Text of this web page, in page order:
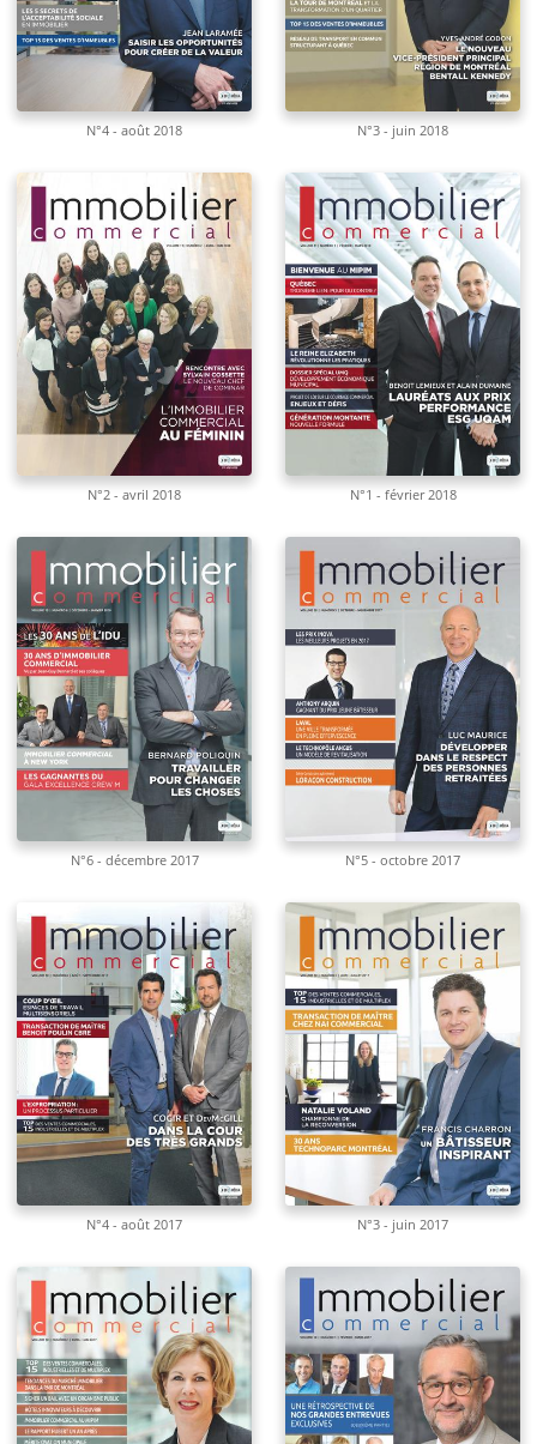
N°4 - août 2018 N°3 - juin 2018
N°2 - avril 2018 N°1 - février 2018
N°6 - décembre 2017 N°5 - octobre 2017
N°4 - août 2017 N°3 - juin 2017